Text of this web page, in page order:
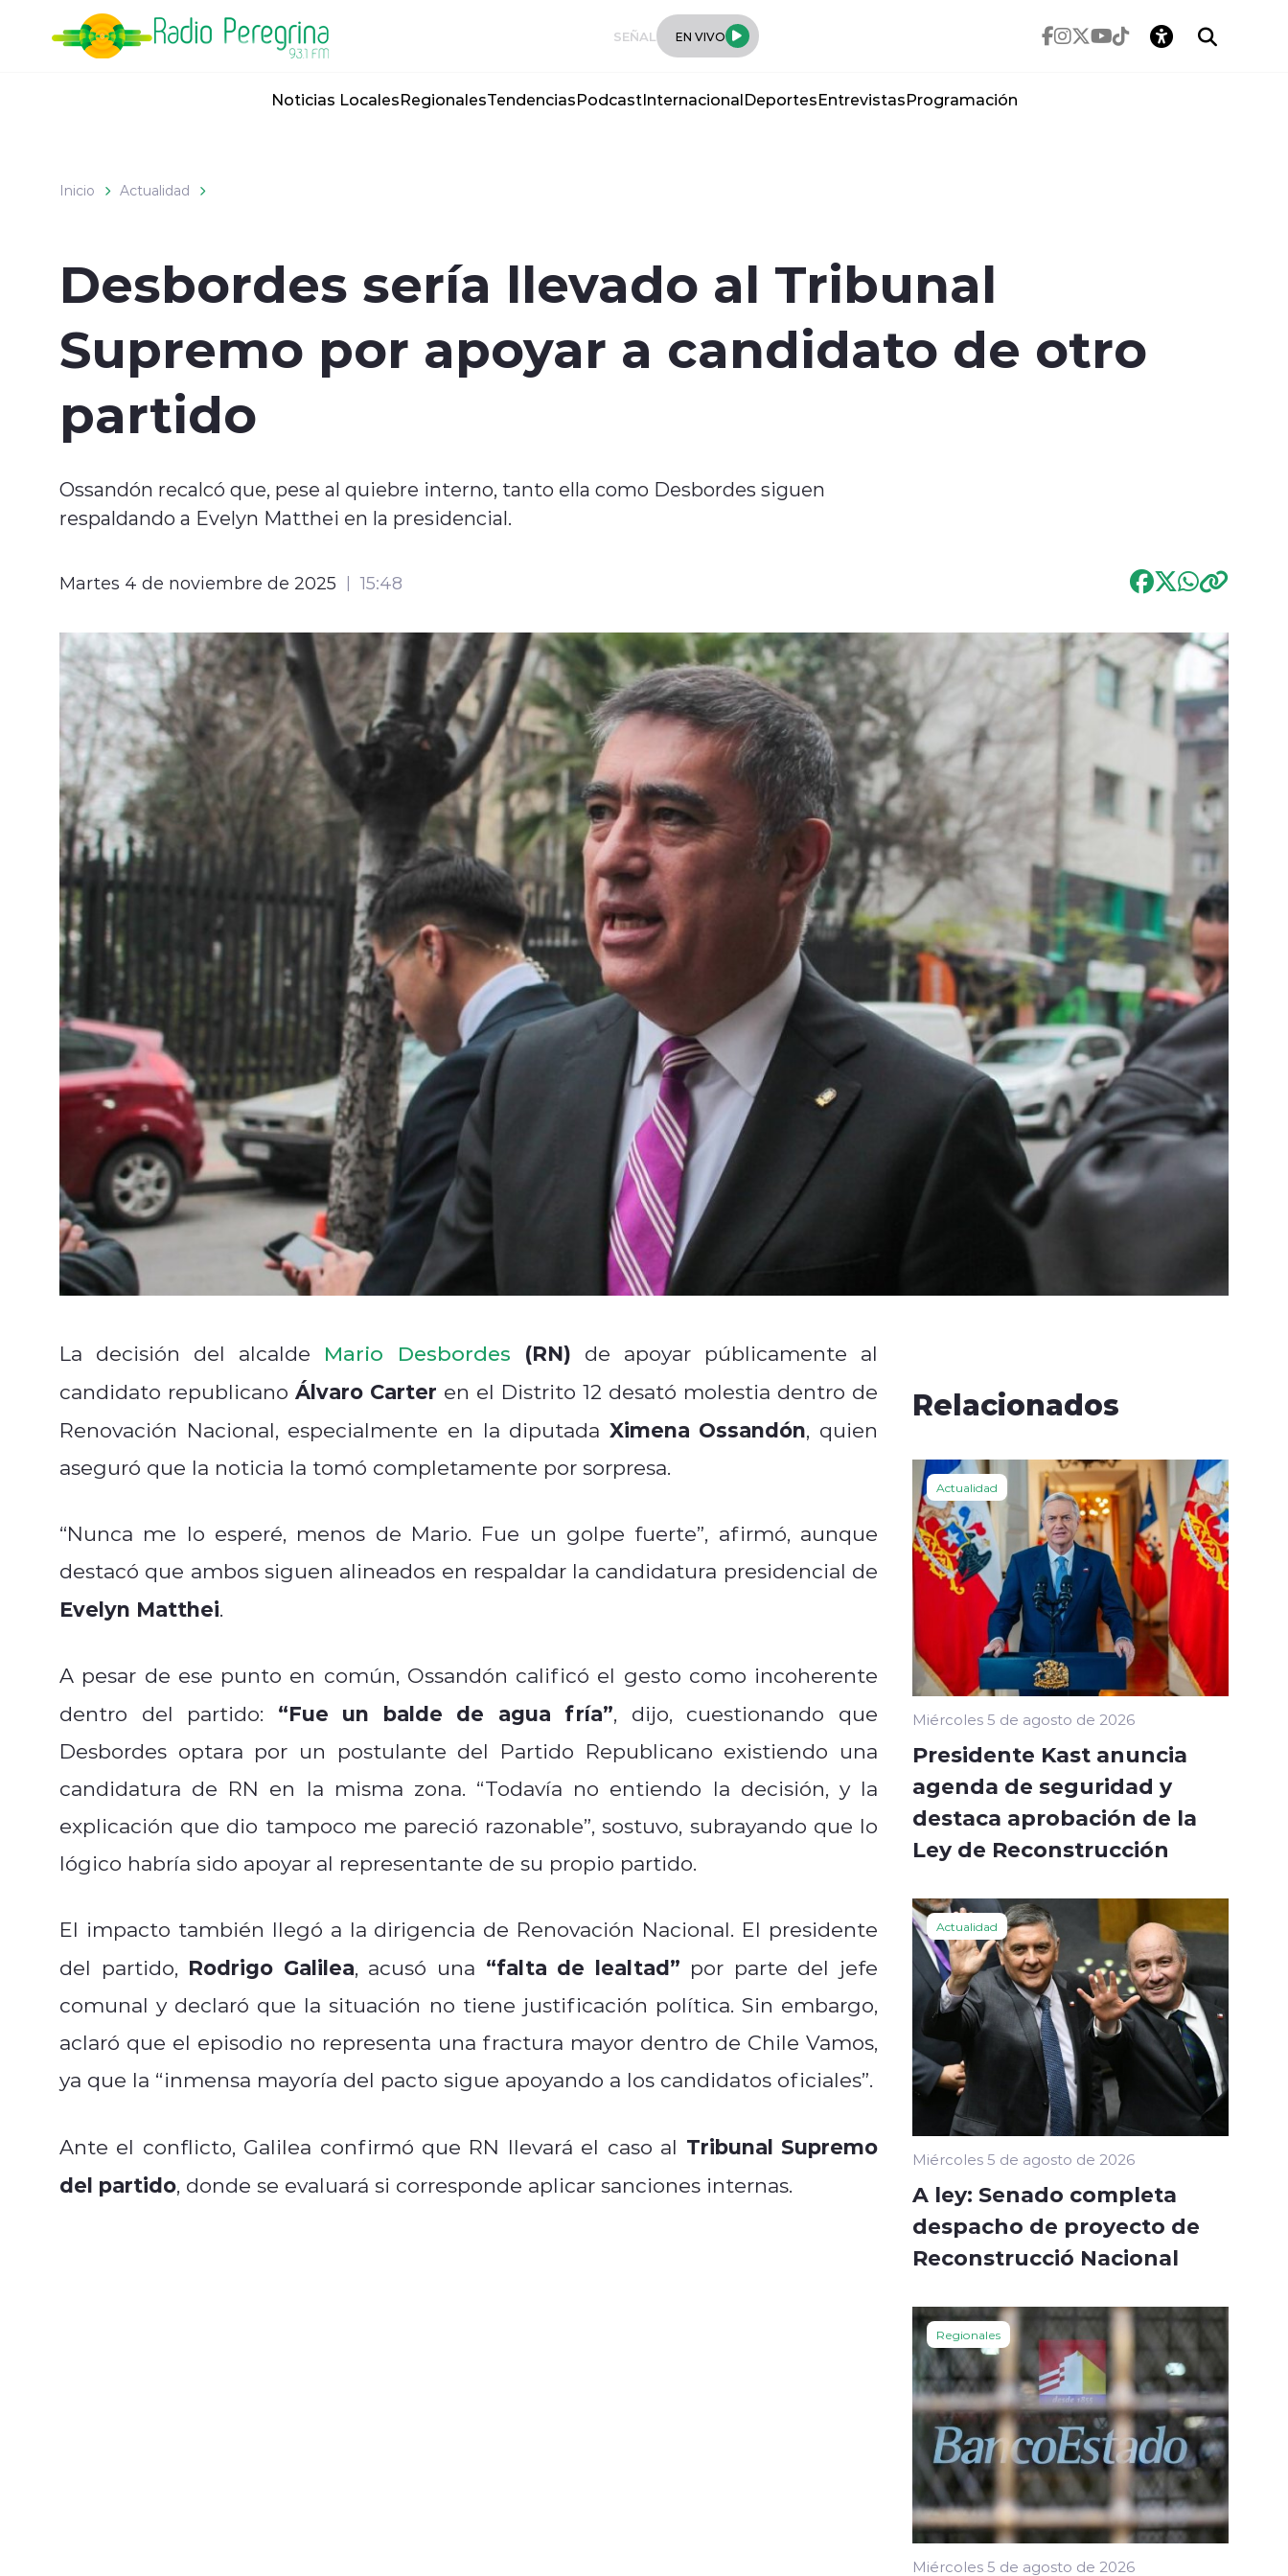
SEÑAL EN VIVO
Noticias LocalesRegionalesTendenciasPodcastInternacionalDeportesEntrevistasProgramación
Inicio Actualidad
Desbordes sería llevado al Tribunal
Supremo por apoyar a candidato de otro
partido
Ossandón recalcó que, pese al quiebre interno, tanto ella como Desbordes siguen
respaldando a Evelyn Matthei en la presidencial.
Martes 4 de noviembre de 2025 15:48
La decisión del alcalde Mario Desbordes (RN) de apoyar públicamente al
candidato republicano Álvaro Carter en el Distrito 12 desató molestia dentro de
Renovación Nacional, especialmente en la diputada Ximena Ossandón, quien
aseguró que la noticia la tomó completamente por sorpresa.
“Nunca me lo esperé, menos de Mario. Fue un golpe fuerte”, afirmó, aunque
destacó que ambos siguen alineados en respaldar la candidatura presidencial de
Evelyn Matthei.
A pesar de ese punto en común, Ossandón calificó el gesto como incoherente
dentro del partido: “Fue un balde de agua fría”, dijo, cuestionando que
Desbordes optara por un postulante del Partido Republicano existiendo una
candidatura de RN en la misma zona. “Todavía no entiendo la decisión, y la
explicación que dio tampoco me pareció razonable”, sostuvo, subrayando que lo
lógico habría sido apoyar al representante de su propio partido.
El impacto también llegó a la dirigencia de Renovación Nacional. El presidente
del partido, Rodrigo Galilea, acusó una “falta de lealtad” por parte del jefe
comunal y declaró que la situación no tiene justificación política. Sin embargo,
aclaró que el episodio no representa una fractura mayor dentro de Chile Vamos,
ya que la “inmensa mayoría del pacto sigue apoyando a los candidatos oficiales”.
Ante el conflicto, Galilea confirmó que RN llevará el caso al Tribunal Supremo
del partido, donde se evaluará si corresponde aplicar sanciones internas.
Relacionados
Actualidad
Miércoles 5 de agosto de 2026
Presidente Kast anuncia
agenda de seguridad y
destaca aprobación de la
Ley de Reconstrucción
Actualidad
Miércoles 5 de agosto de 2026
A ley: Senado completa
despacho de proyecto de
Reconstrucció Nacional
Regionales
Miércoles 5 de agosto de 2026